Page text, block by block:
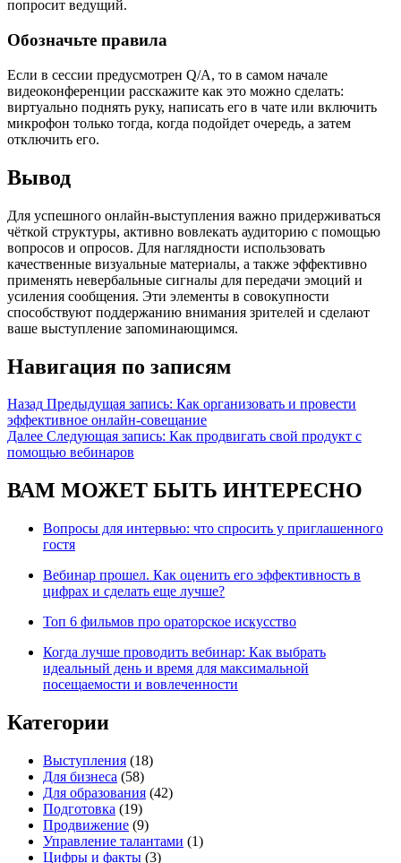
попросит ведущий.
Обозначьте правила
Если в сессии предусмотрен Q/A, то в самом начале
видеоконференции расскажите как это можно сделать:
виртуально поднять руку, написать его в чате или включить
микрофон только тогда, когда подойдет очередь, а затем
отключить его.
Вывод
Для успешного онлайн-выступления важно придерживаться
чёткой структуры, активно вовлекать аудиторию с помощью
вопросов и опросов. Для наглядности использовать
качественные визуальные материалы, а также эффективно
применять невербальные сигналы для передачи эмоций и
усиления сообщения. Эти элементы в совокупности
способствуют поддержанию внимания зрителей и сделают
ваше выступление запоминающимся.
Навигация по записям
Назад Предыдущая запись: Как организовать и провести
эффективное онлайн-совещание
Далее Следующая запись: Как продвигать свой продукт с
помощью вебинаров
ВАМ МОЖЕТ БЫТЬ ИНТЕРЕСНО
Вопросы для интервью: что спросить у приглашенного
гостя
Вебинар прошел. Как оценить его эффективность в
цифрах и сделать еще лучше?
Топ 6 фильмов про ораторское искусство
Когда лучше проводить вебинар: Как выбрать
идеальный день и время для максимальной
посещаемости и вовлеченности
Категории
Выступления (18)
Для бизнеса (58)
Для образования (42)
Подготовка (19)
Продвижение (9)
Управление талантами (1)
Цифры и факты (3)